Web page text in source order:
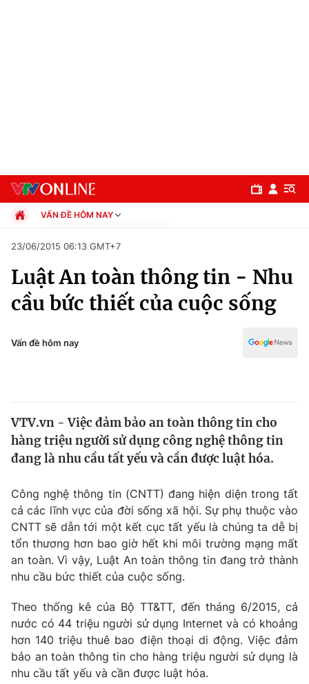
Chuyên mục
Chính trị
Y tế
Tin tức
Thế giới đó đây
Câu chuyện quốc tế
Kinh tế
Tài chính
Thị trường
Dữ liệu và đời sống
Phim VTV
Hậu trường
Nhân vật
Giải trí
Điện ảnh
Đời sống
VẤN ĐỀ HÔM NAY
Xã hội
Pháp luật
Thể thao
Văn hóa - Giải trí
Giáo dục
23/06/2015 06:13 GMT+7
Luật An toàn thông tin - Nhu
cầu bức thiết của cuộc sống
Vấn đề hôm nay
VTV.vn - Việc đảm bảo an toàn thông tin cho
hàng triệu người sử dụng công nghệ thông tin
đang là nhu cầu tất yếu và cần được luật hóa.
Công nghệ thông tin (CNTT) đang hiện diện trong tất
cả các lĩnh vực của đời sống xã hội. Sự phụ thuộc vào
CNTT sẽ dẫn tới một kết cục tất yếu là chúng ta dễ bị
tổn thương hơn bao giờ hết khi môi trường mạng mất
an toàn. Vì vậy, Luật An toàn thông tin đang trở thành
nhu cầu bức thiết của cuộc sống.
Theo thống kê của Bộ TT&TT, đến tháng 6/2015, cả
nước có 44 triệu người sử dụng Internet và có khoảng
hơn 140 triệu thuê bao điện thoại di động. Việc đảm
bảo an toàn thông tin cho hàng triệu người sử dụng là
nhu cầu tất yếu và cần được luật hóa.